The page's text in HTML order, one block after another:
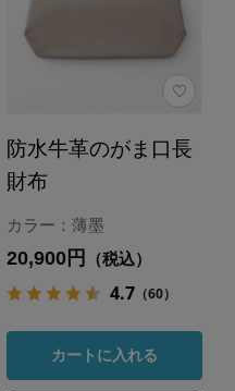
防水牛革のがま口長
財布
カラー：薄墨
20,900円 （税込）
4.7（60）
カートに入れる